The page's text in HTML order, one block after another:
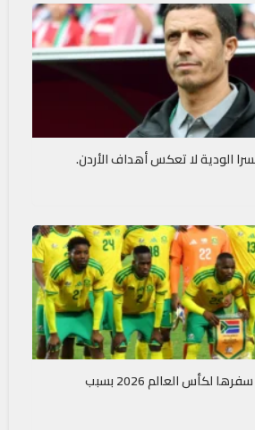
الودية لا تعكس أهداف الأردن.
جنوب إفريقيا تؤجل سفرها لكأس العالم 2026 بسبب